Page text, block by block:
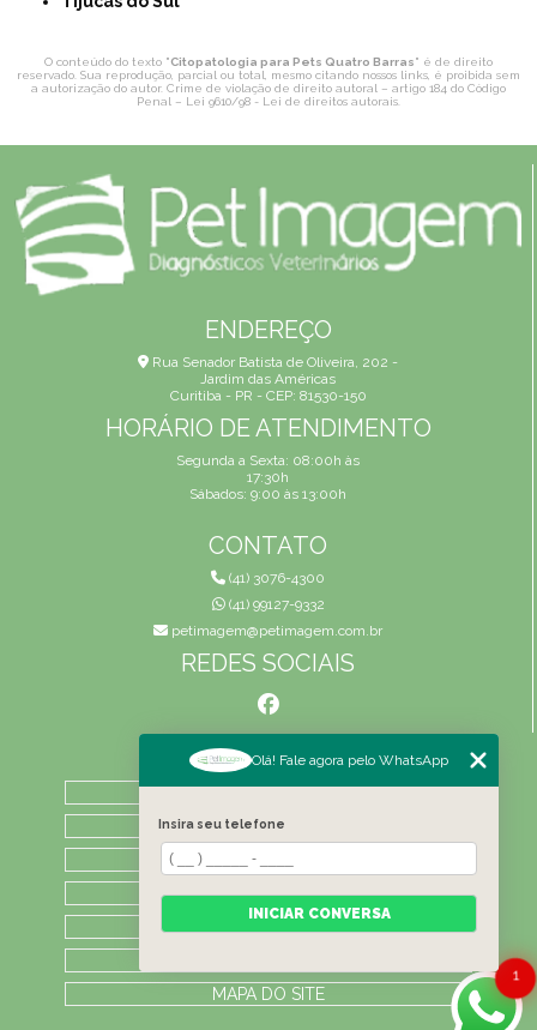
O conteúdo do texto "Citopatologia para Pets Quatro Barras" é de direito
reservado. Sua reprodução, parcial ou total, mesmo citando nossos links, é proibida sem
a autorização do autor. Crime de violação de direito autoral – artigo 184 do Código
Penal – Lei 9610/98 - Lei de direitos autorais
ENDEREÇO
Rua Senador Batista de Oliveira, 202 -
Jardim das Américas
Curitiba - PR - CEP: 81530-150
HORÁRIO DE ATENDIMENTO
Segunda a Sexta: 08:00h às
17:30h
Sábados: 9:00 às 13:00h
CONTATO
(41) 3076-4300
(41) 99127-9332
petimagem@petimagem.com.br
REDES SOCIAIS
MENU
HOME
QUEM SOMOS
ATIVIDADES
CONTATO
MAPA DO SITE
1
Olá! Fale agora pelo WhatsApp
Insira seu telefone
INICIAR CONVERSA